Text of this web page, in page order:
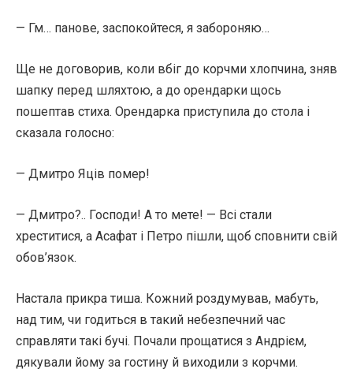
— Гм… панове, заспокойтеся, я забороняю…
Ще не договорив, коли вбіг до корчми хлопчина, зняв
шапку перед шляхтою, а до орендарки щось
пошептав стиха. Орендарка приступила до стола і
сказала голосно:
— Дмитро Яців помер!
— Дмитро?.. Господи! А то мете! — Всі стали
хреститися, а Асафат і Петро пішли, щоб сповнити свій
обов’язок.
Настала прикра тиша. Кожний роздумував, мабуть,
над тим, чи годиться в такий небезпечний час
справляти такі бучі. Почали прощатися з Андрієм,
дяку­вали йому за гостину й виходили з корчми.